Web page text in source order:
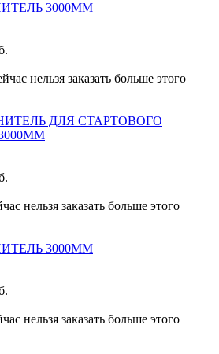
3000ММ
нельзя заказать больше этого
ДЛЯ СТАРТОВОГО
нельзя заказать больше этого
3000ММ
нельзя заказать больше этого